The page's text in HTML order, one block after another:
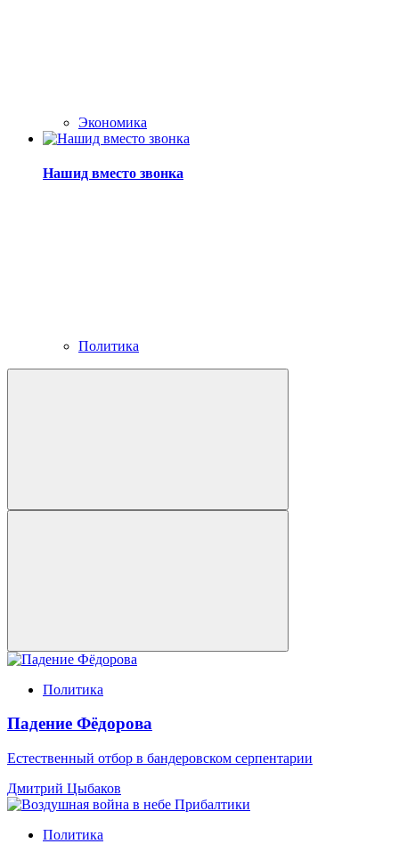
Экономика
Нашид вместо звонка
Политика
Политика
Падение Фёдорова
Естественный отбор в бандеровском серпентарии
Дмитрий Цыбаков
Политика